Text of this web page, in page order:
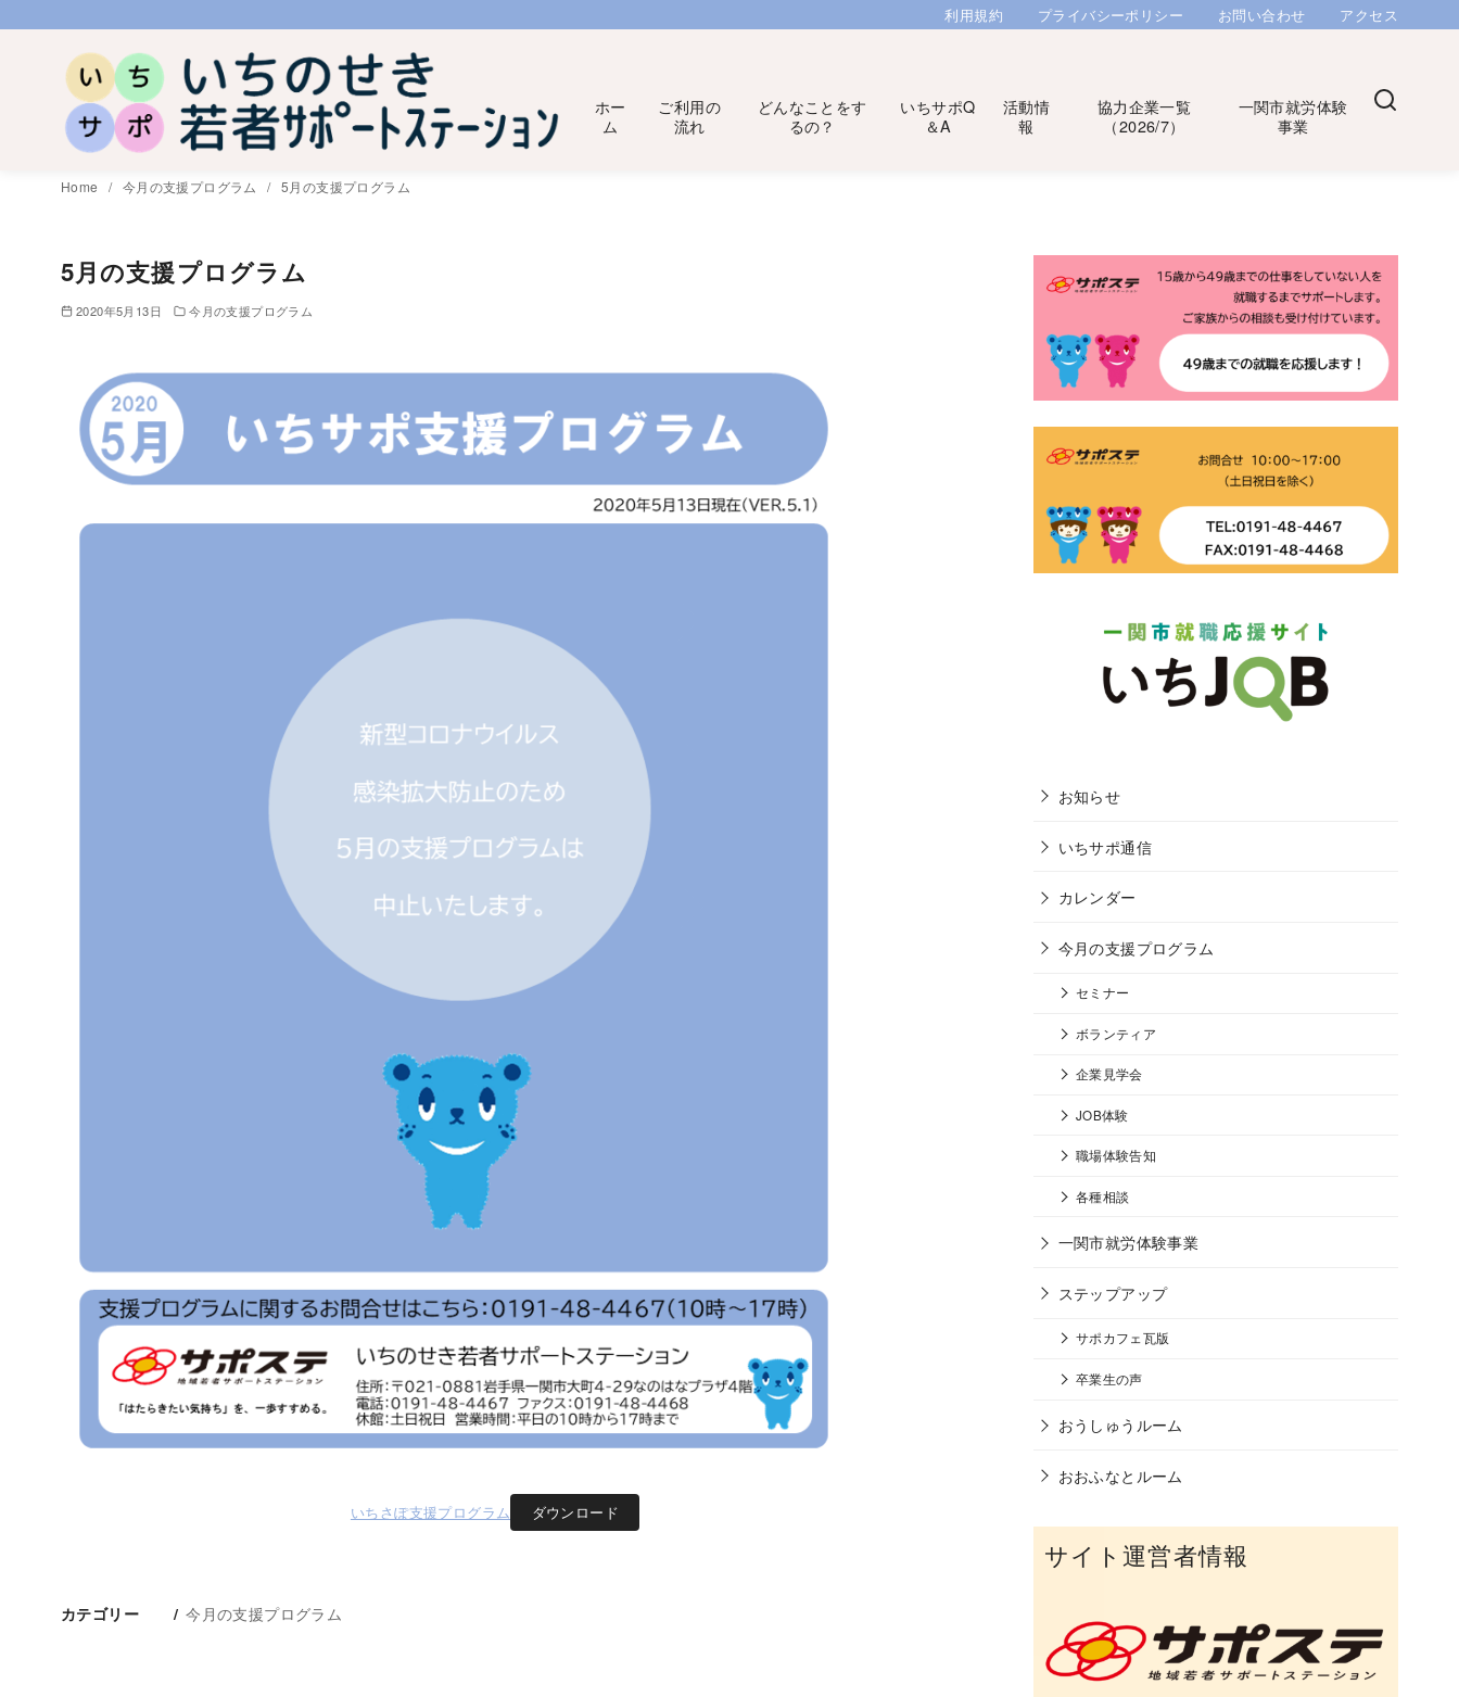
利用規約 プライバシーポリシー お問い合わせ アクセス
ホー
ム
ご利用の
流れ
どんなことをす
るの？
いちサポQ
＆A
活動情
報
協力企業一覧
（2026/7）
一関市就労体験
事業
Home 今月の支援プログラム 5月の支援プログラム
5月の支援プログラム
2020年5月13日 今月の支援プログラム
いちさぽ支援プログラム ダウンロード
カテゴリー 今月の支援プログラム
お知らせ
いちサポ通信
カレンダー
今月の支援プログラム
セミナー
ボランティア
企業見学会
JOB体験
職場体験告知
各種相談
一関市就労体験事業
ステップアップ
サポカフェ瓦版
卒業生の声
おうしゅうルーム
おおふなとルーム
サイト運営者情報